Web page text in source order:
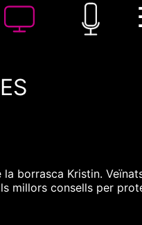
00:00
la borrasca Kristin.
millors consells per